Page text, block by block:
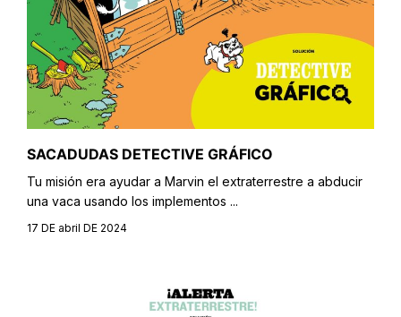
SACADUDAS DETECTIVE GRÁFICO
Tu misión era ayudar a Marvin el extraterrestre a abducir
una vaca usando los implementos ...
17 DE abril DE 2024